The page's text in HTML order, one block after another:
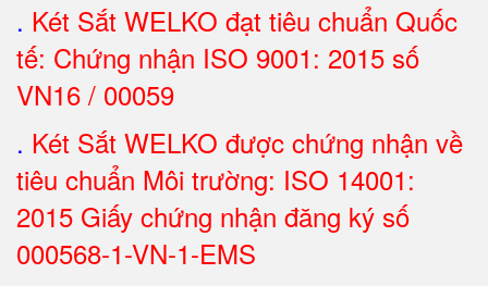
. Két Sắt WELKO đạt tiêu chuẩn Quốc
tế: Chứng nhận ISO 9001: 2015 số
VN16 / 00059
. Két Sắt WELKO được chứng nhận về
tiêu chuẩn Môi trường: ISO 14001:
2015 Giấy chứng nhận đăng ký số
000568-1-VN-1-EMS